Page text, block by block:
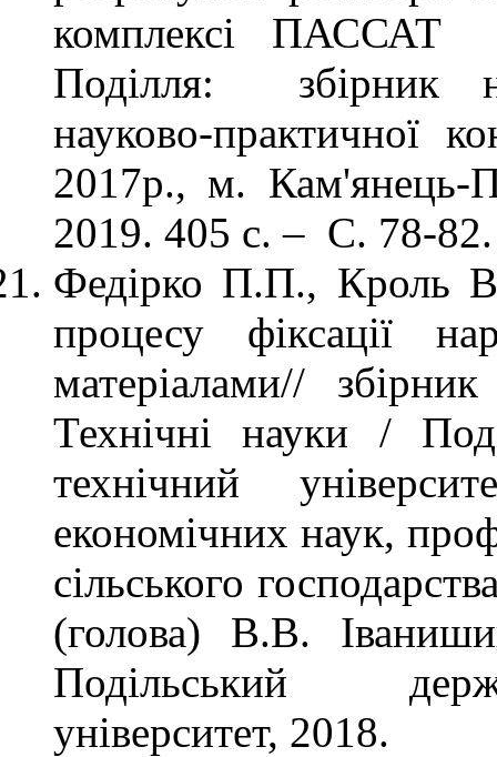
комплексі ПАССАТ
Поділля: збірник
науково-практичної
2017р., м. Кам'янець-
2019. 405 с. – С. 78-82.
Федірко П.П., Кроль
процесу фіксації
матеріалами//
Технічні науки /
технічний
економічних наук,
сільського
(голова) В.В.
Подільський
університет, 2018.